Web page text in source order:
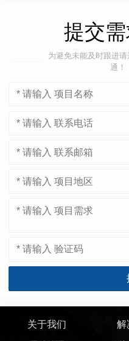
提交
为避免未能及时跟进
通！
关于我们 解